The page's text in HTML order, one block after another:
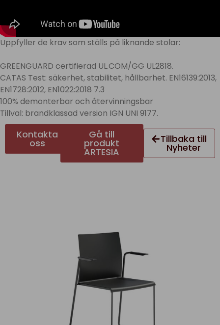
Uppfyller de krav som ställs på liknande stolar:
GREENGUARD certifierad UL.COM/GG UL2818.
CATAS Test: säkerhet, stabilitet, hållbarhet. EN16139:2013,
EN1728:2012, EN1022:2018 7.3
100% demonterbar och återvinningsbar
Tillval: brandklassad version IGN UNI 9177.
Kontakta
oss
Gå till
produkt
ARTESIA
Tillbaka till
Nyheter